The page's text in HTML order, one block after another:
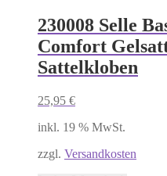
230008 Selle
Comfort
Sattelkloben
25,95 €
inkl. 19 % MwSt.
zzgl. Versandkosten